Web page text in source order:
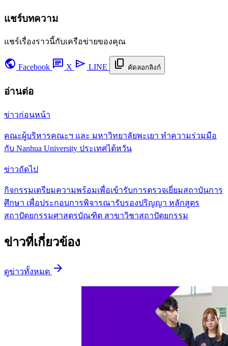
แชร์บทความ
แชร์เรื่องราวนี้กับเครือข่ายของคุณ
public Facebook chat X send LINE content_copy คัดลอกลิงก์
อ่านต่อ
ข่าวก่อนหน้า
คณะผู้บริหารคณะฯ และ มหาวิทยาลัยพะเยา ทำความร่วมมือ
กับ Nanhua University ประเทศไต้หวัน
ข่าวถัดไป
กิจกรรมเตรียมความพร้อมเพื่อเข้ารับการตรวจเยี่ยมสถาบันการ
ศึกษา เพื่อประกอบการพิจารณารับรองปริญญา หลักสูตร
สถาปัตยกรรมศาสตรบัณฑิต สาขาวิชาสถาปัตยกรรม
ข่าวที่เกี่ยวข้อง
ดูข่าวทั้งหมด arrow_forward